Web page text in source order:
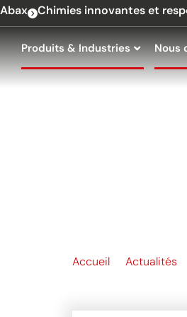
principal
Abax Chimies innovantes et
Produits & Industries Nous
Accueil Actualités